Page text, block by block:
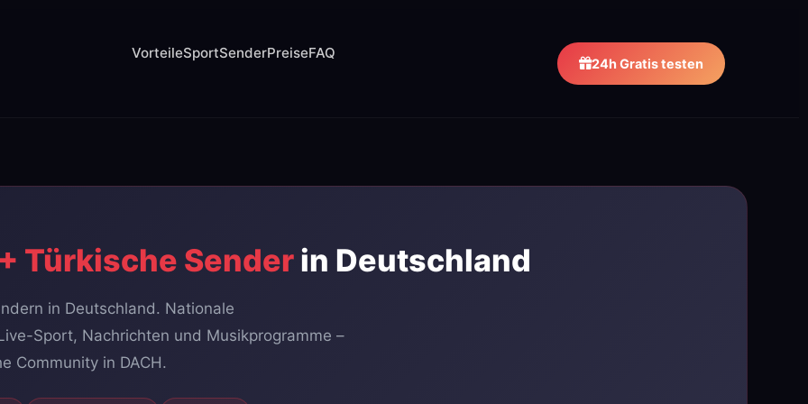
VorteileSportSenderPreiseFAQ
24h Gratis testen
Türkische Senderin Deutschland
in Deutschland. Nationale
Sport, Nachrichten und Musikprogramme –
Community in DACH.